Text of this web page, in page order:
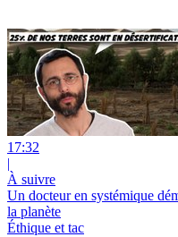
17:32
|
À suivre
Un docteur en systémique
la planète
Éthique et tac